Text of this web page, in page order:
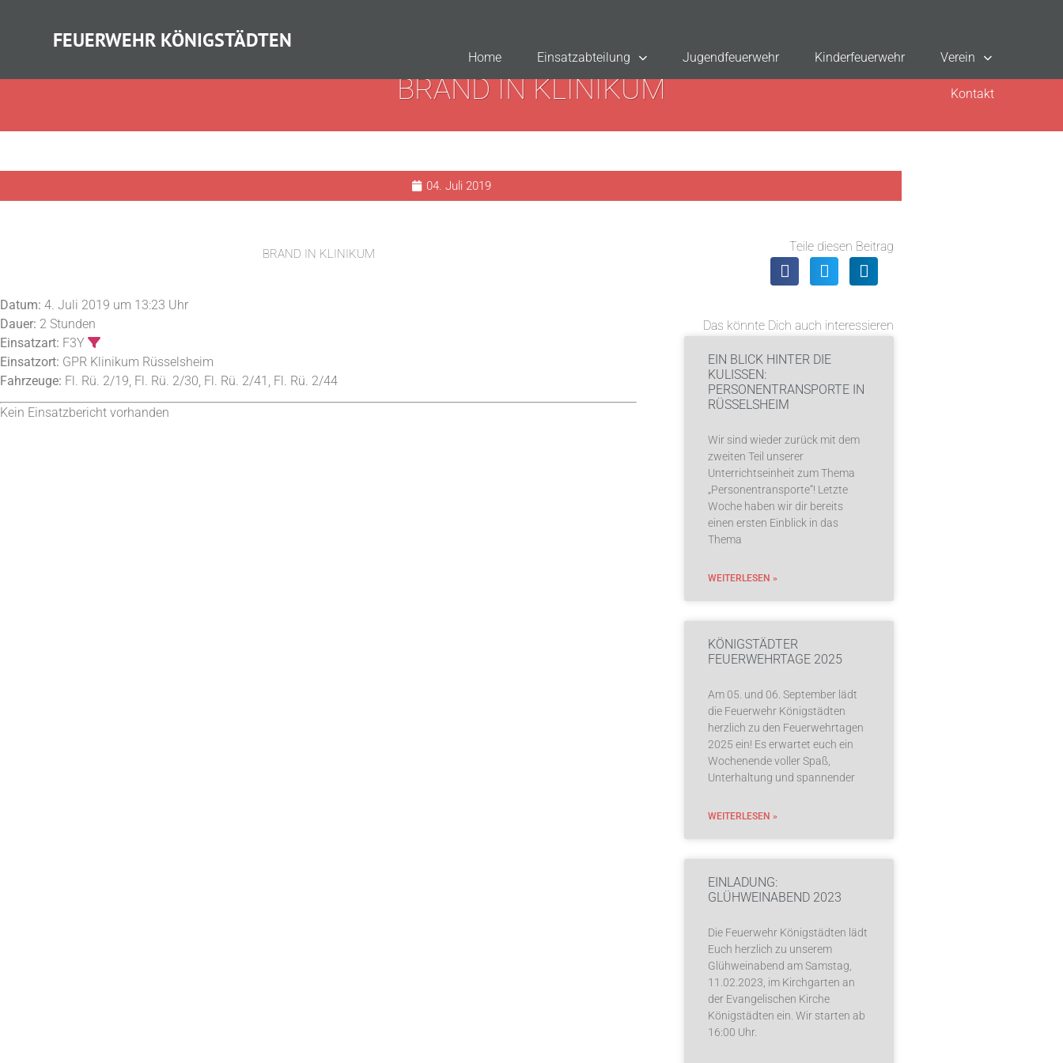
FEUERWEHR KÖNIGSTÄDTEN
Home Einsatzabteilung Jugendfeuerwehr Kinderfeuerwehr Verein
Kontakt
BRAND IN KLINIKUM
04. Juli 2019
BRAND IN KLINIKUM
Datum: 4. Juli 2019 um 13:23 Uhr
Dauer: 2 Stunden
Einsatzart: F3Y
Einsatzort: GPR Klinikum Rüsselsheim
Fahrzeuge: Fl. Rü. 2/19, Fl. Rü. 2/30, Fl. Rü. 2/41, Fl. Rü. 2/44
Kein Einsatzbericht vorhanden
Teile diesen Beitrag
Das könnte Dich auch interessieren
EIN BLICK HINTER DIE
KULISSEN:
PERSONENTRANSPORTE IN
RÜSSELSHEIM
Wir sind wieder zurück mit dem
zweiten Teil unserer
Unterrichtseinheit zum Thema
„Personentransporte“! Letzte
Woche haben wir dir bereits
einen ersten Einblick in das
Thema
WEITERLESEN »
KÖNIGSTÄDTER
FEUERWEHRTAGE 2025
Am 05. und 06. September lädt
die Feuerwehr Königstädten
herzlich zu den Feuerwehrtagen
2025 ein! Es erwartet euch ein
Wochenende voller Spaß,
Unterhaltung und spannender
WEITERLESEN »
EINLADUNG:
GLÜHWEINABEND 2023
Die Feuerwehr Königstädten lädt
Euch herzlich zu unserem
Glühweinabend am Samstag,
11.02.2023, im Kirchgarten an
der Evangelischen Kirche
Königstädten ein. Wir starten ab
16:00 Uhr.